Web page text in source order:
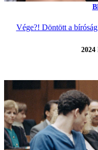
Vége?! Döntött a
2024